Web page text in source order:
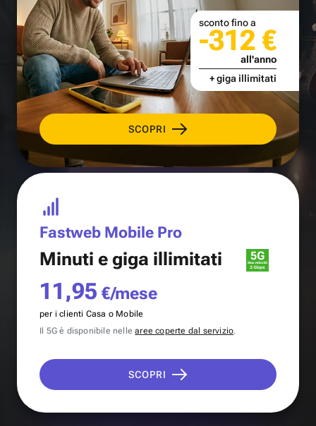
SCOPRI
sconto fino a
-312 €
all'anno
+ giga illimitati
Fastweb Mobile Pro
Minuti e giga illimitati
11,95 €/mese
per i clienti Casa o Mobile
Il 5G è disponibile nellearee coperte dal servizio.
SCOPRI